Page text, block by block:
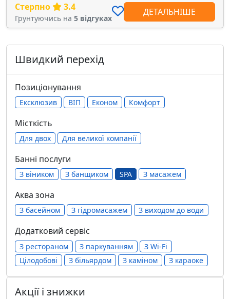
Стерпно 3.4
Грунтуючись на 5 відгуках
ДЕТАЛЬНІШЕ
Швидкий перехід
Позиціонування
Ексклюзив ВІП Економ Комфорт
Місткість
Для двох Для великої компанії
Банні послуги
З віником З банщиком SPA З масажем
Аква зона
З басейном З гідромасажем З виходом до води
Додатковий сервіс
З рестораном З паркуванням
З Wi-Fi
Цілодобові
З більярдом З каміном З караоке
Акції і знижки